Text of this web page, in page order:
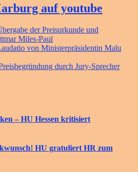
auf youtube
der Preisurkunde und
Miles-Paul
von Ministerpräsidentin Malu
durch Jury-Sprecher
– HU Hessen kritisiert
HU gratuliert HR zum